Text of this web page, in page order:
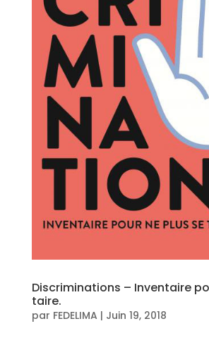
Discriminations – Inventaire
taire.
par FEDELIMA | Juin 19, 2018